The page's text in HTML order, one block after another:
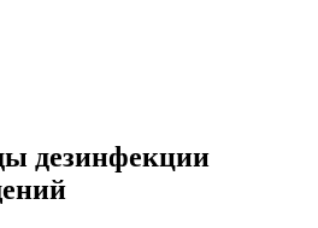
дезинфекции